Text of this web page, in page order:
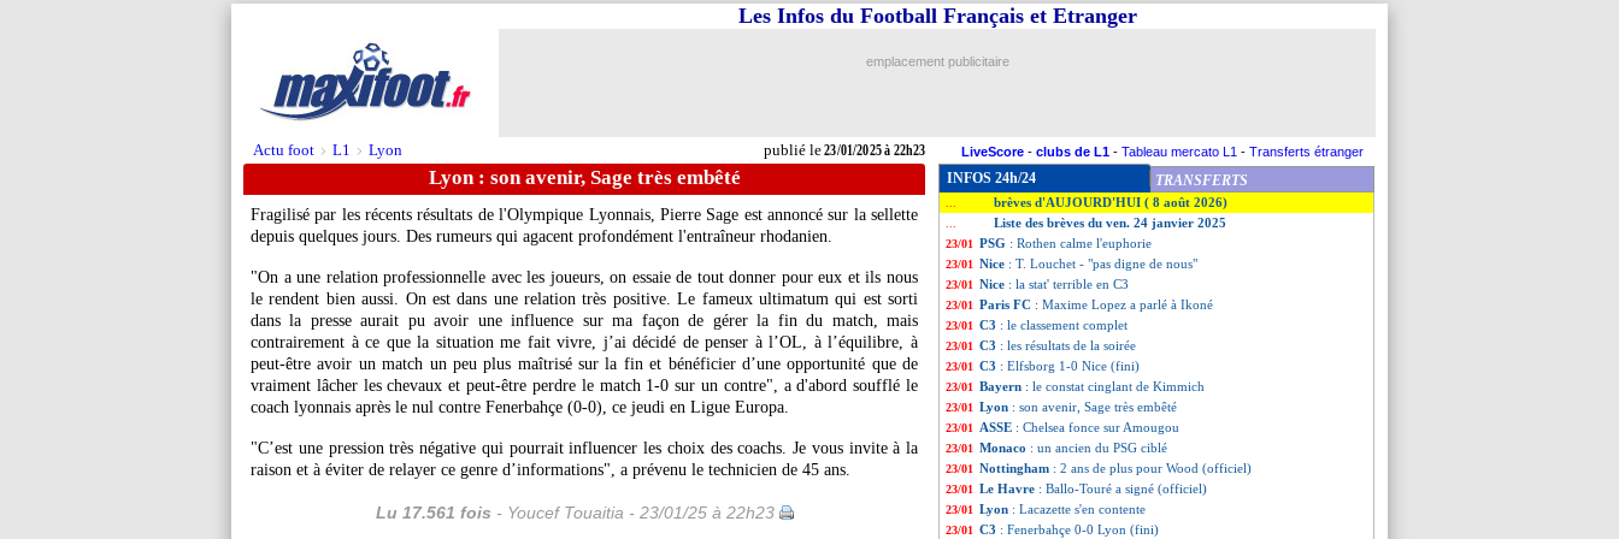
Actu foot > L1 > Lyon publié le23/01/2025 à 22h23
Les Infos du Football Français et Etranger
emplacement publicitaire
LiveScore - clubs de L1 - Tableau mercato L1 - Transferts étranger
Lyon : son avenir, Sage très embêté
Fragilisé par les récents résultats de l'Olympique Lyonnais, Pierre Sage est annoncé sur la sellette
depuis quelques jours. Des rumeurs qui agacent profondément l'entraîneur rhodanien.
"On a une relation professionnelle avec les joueurs, on essaie de tout donner pour eux et ils nous
le rendent bien aussi. On est dans une relation très positive. Le fameux ultimatum qui est sorti
dans la presse aurait pu avoir une influence sur ma façon de gérer la fin du match, mais
contrairement à ce que la situation me fait vivre, j’ai décidé de penser à l’OL, à l’équilibre, à
peut-être avoir un match un peu plus maîtrisé sur la fin et bénéficier d’une opportunité que de
vraiment lâcher les chevaux et peut-être perdre le match 1-0 sur un contre", a d'abord soufflé le
coach lyonnais après le nul contre Fenerbahçe (0-0), ce jeudi en Ligue Europa.
"C’est une pression très négative qui pourrait influencer les choix des coachs. Je vous invite à la
raison et à éviter de relayer ce genre d’informations", a prévenu le technicien de 45 ans.
Lu 17.561 fois - Youcef Touaitia - 23/01/25 à 22h23
INFOS 24h/24 TRANSFERTS
brèves d'AUJOURD'HUI ( 8 août 2026)
Liste des brèves du ven. 24 janvier 2025
23/01 PSG : Rothen calme l'euphorie
23/01 Nice : T. Louchet - "pas digne de nous"
23/01 Nice : la stat' terrible en C3
23/01 Paris FC : Maxime Lopez a parlé à Ikoné
23/01 C3 : le classement complet
23/01 C3 : les résultats de la soirée
23/01 C3 : Elfsborg 1-0 Nice (fini)
23/01 Bayern : le constat cinglant de Kimmich
23/01 Lyon : son avenir, Sage très embêté
23/01 ASSE : Chelsea fonce sur Amougou
23/01 Monaco : un ancien du PSG ciblé
23/01 Nottingham : 2 ans de plus pour Wood (officiel)
23/01 Le Havre : Ballo-Touré a signé (officiel)
23/01 Lyon : Lacazette s'en contente
23/01 C3 : Fenerbahçe 0-0 Lyon (fini)